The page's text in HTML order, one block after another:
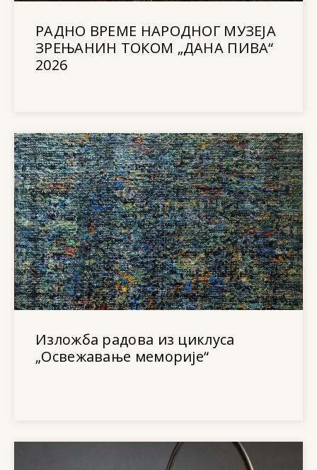
РАДНО ВРЕМЕ НАРОДНОГ МУЗЕЈА
ЗРЕЊАНИН ТОКОМ „ДАНА ПИВА“
2026
Изложба радова из циклуса
„Освежавање меморије“